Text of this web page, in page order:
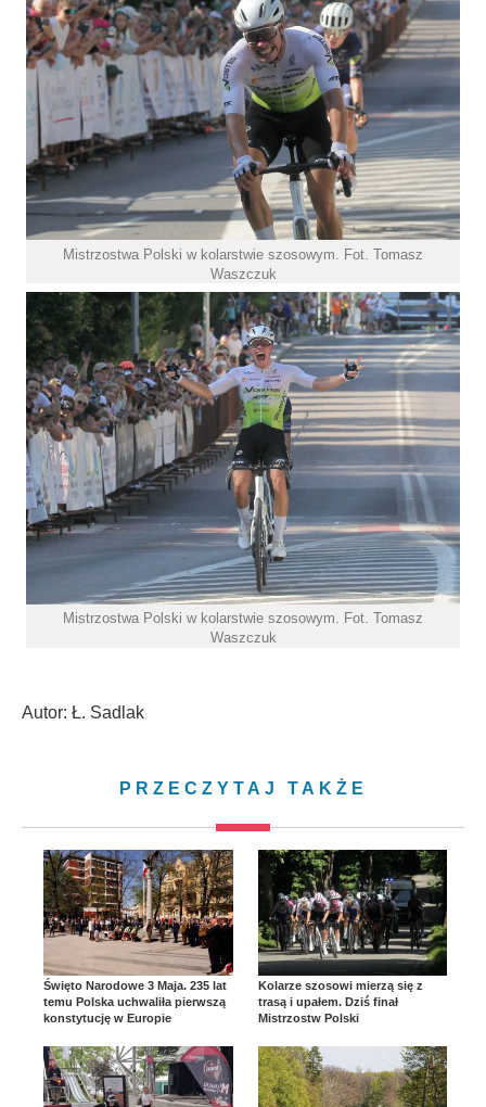
Mistrzostwa Polski w kolarstwie szosowym. Fot. Tomasz
Waszczuk
Mistrzostwa Polski w kolarstwie szosowym. Fot. Tomasz
Waszczuk
Autor: Ł. Sadlak
PRZECZYTAJ TAKŻE
Święto Narodowe 3 Maja. 235 lat
temu Polska uchwaliła pierwszą
konstytucję w Europie
Kolarze szosowi mierzą się z
trasą i upałem. Dziś finał
Mistrzostw Polski